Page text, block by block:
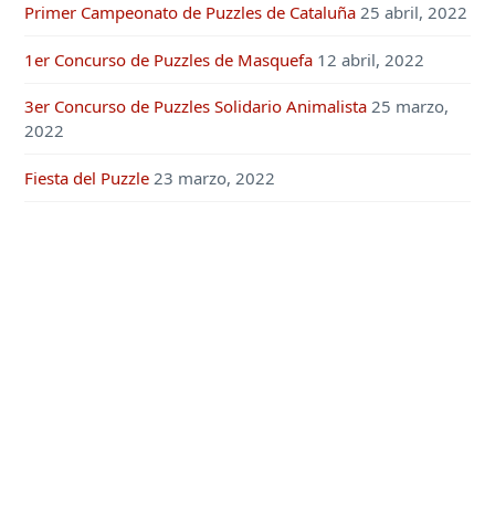
Primer Campeonato de Puzzles de Cataluña 25 abril, 2022
1er Concurso de Puzzles de Masquefa 12 abril, 2022
3er Concurso de Puzzles Solidario Animalista 25 marzo,
2022
Fiesta del Puzzle 23 marzo, 2022